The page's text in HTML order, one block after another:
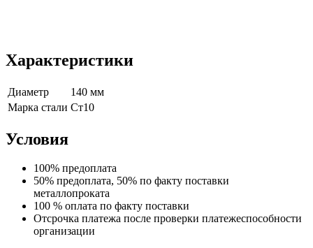
Характеристики
Диаметр
140 мм
Марка стали Ст10
Условия
100% предоплата
50% предоплата, 50% по факту поставки
металлопроката
100 % оплата по факту поставки
Отсрочка платежа после проверки платежеспособности
организации